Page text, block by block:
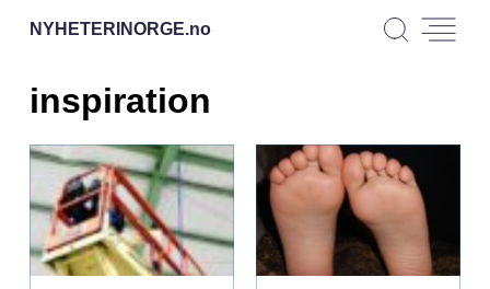
NYHETERINORGE.no
inspiration